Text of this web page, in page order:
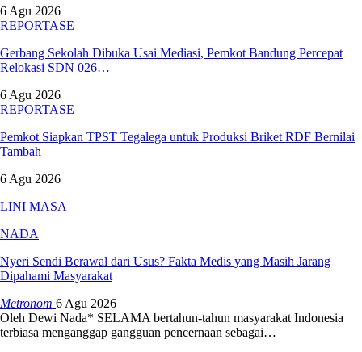
6 Agu 2026
REPORTASE
Gerbang Sekolah Dibuka Usai Mediasi, Pemkot Bandung Percepat
Relokasi SDN 026…
6 Agu 2026
REPORTASE
Pemkot Siapkan TPST Tegalega untuk Produksi Briket RDF Bernilai
Tambah
6 Agu 2026
LINI MASA
NADA
Nyeri Sendi Berawal dari Usus? Fakta Medis yang Masih Jarang
Dipahami Masyarakat
Metronom 6 Agu 2026
Oleh Dewi Nada* SELAMA bertahun-tahun masyarakat Indonesia
terbiasa menganggap gangguan pencernaan sebagai…